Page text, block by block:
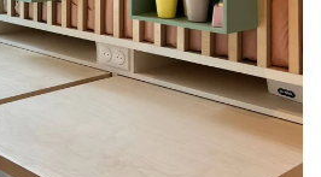
PLUS GRAND